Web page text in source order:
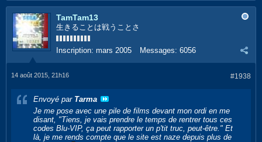
TamTam13
生きることは戦うことさ
Inscription: mars 2005 Messages: 6056
#1938
14 août 2015, 21h16
Envoyé par Tarma
Je me pose avec une pile de films devant mon ordi en me
disant, "Tiens, je vais prendre le temps de rentrer tous ces
codes Blu-VIP, ça peut rapporter un p'tit truc, peut-être." Et
là, je me rends compte que le site est naze depuis plus de